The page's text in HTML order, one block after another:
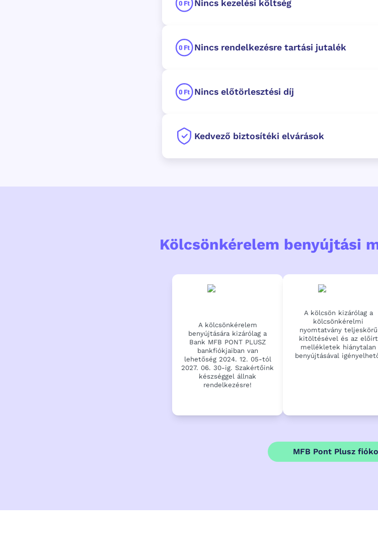
Nincs kezelési költség
Nincs rendelkezésre tartási jutalék
Nincs előtörlesztési díj
Kedvező biztosítéki elvárások
Kölcsönkérelem benyújtási
A kölcsönkérelem
benyújtására kizárólag a
Bank MFB PONT PLUSZ
bankfiókjaiban van
lehetőség 2024. 12. 05-tól
2027. 06. 30-ig. Szakértőink
készséggel állnak
rendelkezésre!
A kölcsön kizárólag a
kölcsönkérelmi
nyomtatvány teljeskörű
kitöltésével és az előírt
mellékletek hiánytalan
benyújtásával
MFB Pont Plusz